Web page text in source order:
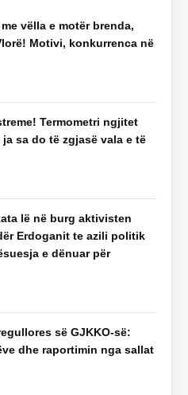
vëlla e motër brenda,
Motivi, konkurrenca në
Termometri ngjitet
sa do të zgjasë vala e të
lë në burg aktivisten
Erdoganit te azili politik
e dënuar për
së GJKKO-së:
dhe raportimin nga sallat